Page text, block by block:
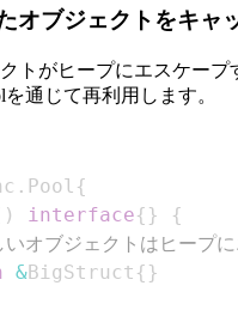
オブジェクトをキャ
トがヒープにエスケープ
を通じて再利用します。
. Pool {
) interface{ }
{
オブジェクトはヒープに
&BigStruct { }